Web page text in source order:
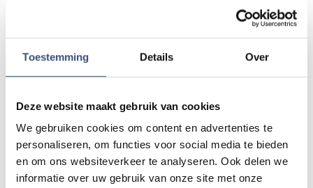
Toestemming Details Over
Deze website maakt gebruik van cookies
We gebruiken cookies om content en advertenties te
personaliseren, om functies voor social media te bieden
en om ons websiteverkeer te analyseren. Ook delen we
informatie over uw gebruik van onze site met onze
Heb je nieuws voor ons? Of het nu gaat om een leuk
verhaal, een opmerkelijk bericht, iets dat speelt in de buurt
of als je politie of andere hulpdiensten ergens ziet: laat
Mail naar redactie@omroeparchipel.nl
Foutje gezien of twijfel over een advertentie?